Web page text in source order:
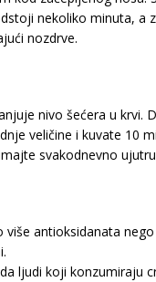
nekoliko minuta, a
nozdrve.
nivo šećera u krvi.
veličine i kuvate 10
svakodnevno
više antioksidanata
ljudi koji konzumiraju